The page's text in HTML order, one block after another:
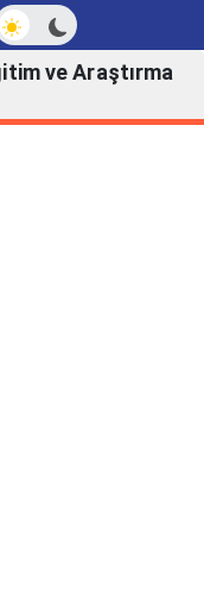
Koyu modu
ve Araştırma